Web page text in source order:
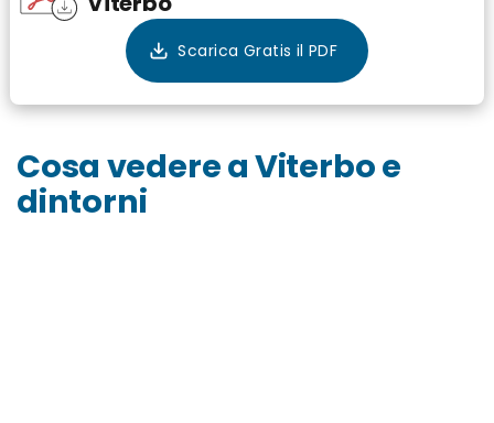
Cosa vedere a Viterbo e
dintorni